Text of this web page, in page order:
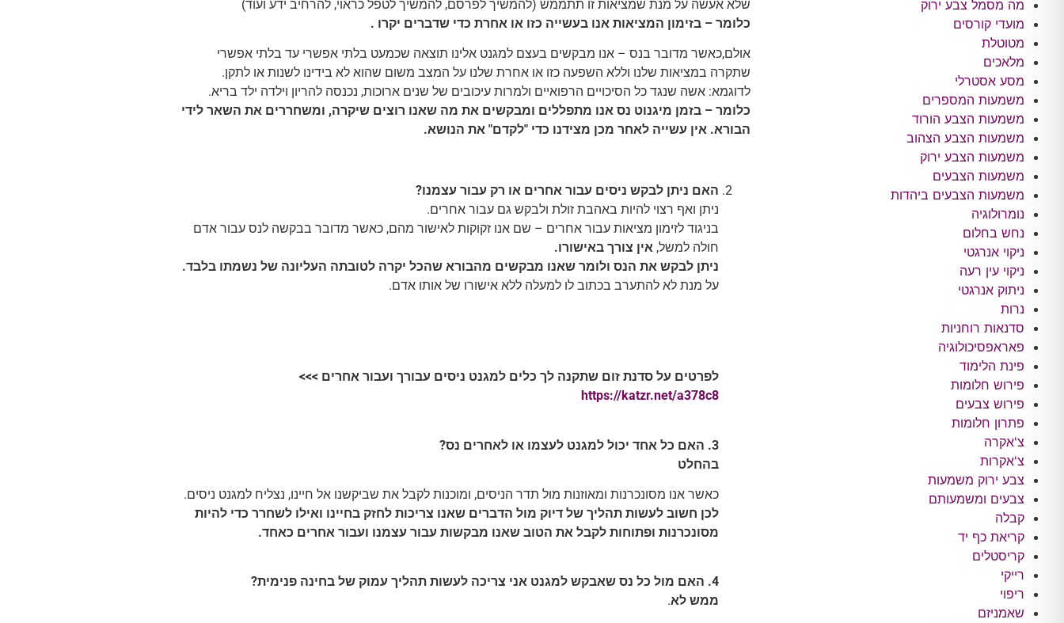
מה מסמל צבע ירוק
מועדי קורסים
מטוטלת
מלאכים
מסע אסטרלי
משמעות המספרים
משמעות הצבע הורוד
משמעות הצבע הצהוב
משמעות הצבע ירוק
משמעות הצבעים
משמעות הצבעים ביהדות
נומרולוגיה
נחש בחלום
ניקוי אנרגטי
ניקוי עין רעה
ניתוק אנרגטי
נרות
סדנאות רוחניות
פאראפסיכולוגיה
פינת הלימוד
פירוש חלומות
פירוש צבעים
פתרון חלומות
צ'אקרה
צ'אקרות
צבע ירוק משמעות
צבעים ומשמעותם
קבלה
קריאת כף יד
קריסטלים
רייקי
ריפוי
שאמניזם
שלא אעשה על מנת שמציאות זו תתממש (להמשיך לפרסם, להמשיך לטפל כראוי, להרחיב ידע ועוד)
כלומר – בזימון המציאות אנו בעשייה כזו או אחרת כדי שדברים יקרו .
אולם,כאשר מדובר בנס – אנו מבקשים בעצם למגנט אלינו תוצאה שכמעט בלתי אפשרי עד בלתי אפשרי
שתקרה במציאות שלנו וללא השפעה כזו או אחרת שלנו על המצב משום שהוא לא בידינו לשנות או לתקן.
לדוגמא: אשה שנגד כל הסיכויים הרפואיים ולמרות עיכובים של שנים ארוכות, נכנסה להריון וילדה ילד בריא.
כלומר – בזמן מיגנוט נס אנו מתפללים ומבקשים את מה שאנו רוצים שיקרה, ומשחררים את השאר לידי
הבורא. אין עשייה לאחר מכן מצידנו כדי "לקדם" את הנושא.
האם ניתן לבקש ניסים עבור אחרים או רק עבור עצמנו?
ניתן ואף רצוי להיות באהבת זולת ולבקש גם עבור אחרים.
בניגוד לזימון מציאות עבור אחרים – שם אנו זקוקות לאישור מהם, כאשר מדובר בבקשה לנס עבור אדם
חולה למשל,אין צורך באישורו.
ניתן לבקש את הנס ולומר שאנו מבקשים מהבורא שהכל יקרה לטובתה העליונה של נשמתו בלבד.
על מנת לא להתערב בכתוב לו למעלה ללא אישורו של אותו אדם.
לפרטים על סדנת זום שתקנה לך כלים למגנט ניסים עבורך ועבור אחרים >>>
https://katzr.net/a378c8
3. האם כל אחד יכול למגנט לעצמו או לאחרים נס?
בהחלט
כאשר אנו מסונכרנות ומאוזנות מול תדר הניסים, ומוכנות לקבל את שביקשנו אל חיינו, נצליח למגנט ניסים.
לכן חשוב לעשות תהליך של דיוק מול הדברים שאנו צריכות לחזק בחיינו ואילו לשחרר כדי להיות
מסונכרנות ופתוחות לקבל את הטוב שאנו מבקשות עבור עצמנו ועבור אחרים כאחד.
4. האם מול כל נס שאבקש למגנט אני צריכה לעשות תהליך עמוק של בחינה פנימית?
ממש לא.